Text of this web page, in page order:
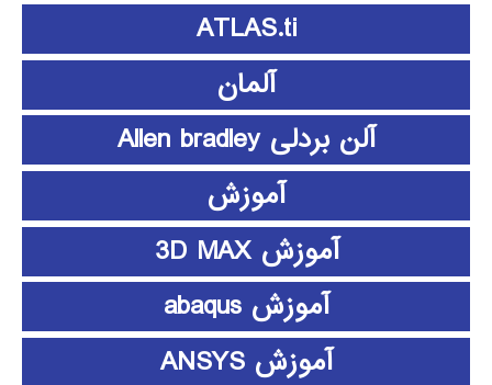
ATLAS.ti
آلمان
آلن بردلی Allen bradley
آموزش
آموزش 3D MAX
آموزش abaqus
آموزش ANSYS